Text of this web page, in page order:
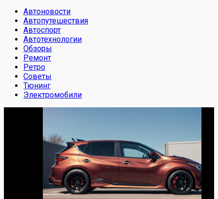
Автоновости
Автопутешествия
Автоспорт
Автотехнологии
Обзоры
Ремонт
Ретро
Советы
Тюнинг
Электромобили